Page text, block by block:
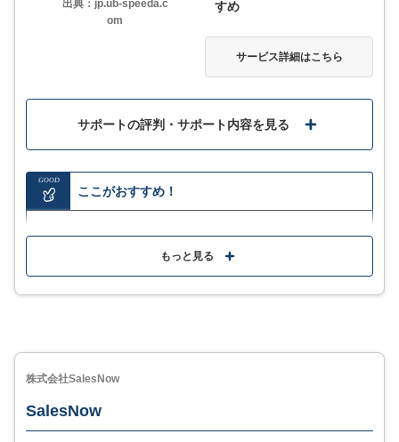
サービス詳細
出典：jp.ub-speeda.c
om
すめ
サービス詳細はこちら
サポートの評判・サポート内容を見る
GOOD
ここがおすすめ！
独自の情報で信頼性の高い企業データに常時アクセス
ここが少し気になる…
もっと見る
株式会社SalesNow
SalesNow